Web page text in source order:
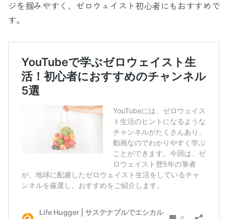
ジを掴みやすく、ゼロウェイスト初心者にもおすすめで
す。